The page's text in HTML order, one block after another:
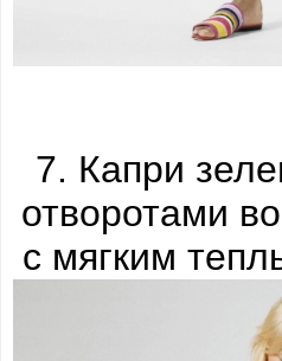
7. Капри
отворотами
с мягким